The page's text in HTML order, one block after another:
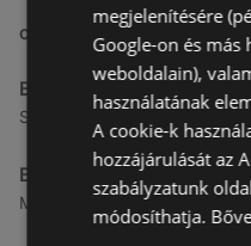
CÍM
Benu Gyógyszertárak
Soproni utca 18., 9423
Benu Gyógyszertárak
Malompatak U.10, 9400
megjelenítésére
Google-on és más
weboldalain),
használatának
A cookie-k
hozzájárulását az
szabályzatunk
módosíthatja.